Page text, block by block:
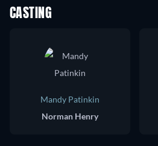
CASTING
Mandy Patinkin
Norman Henry